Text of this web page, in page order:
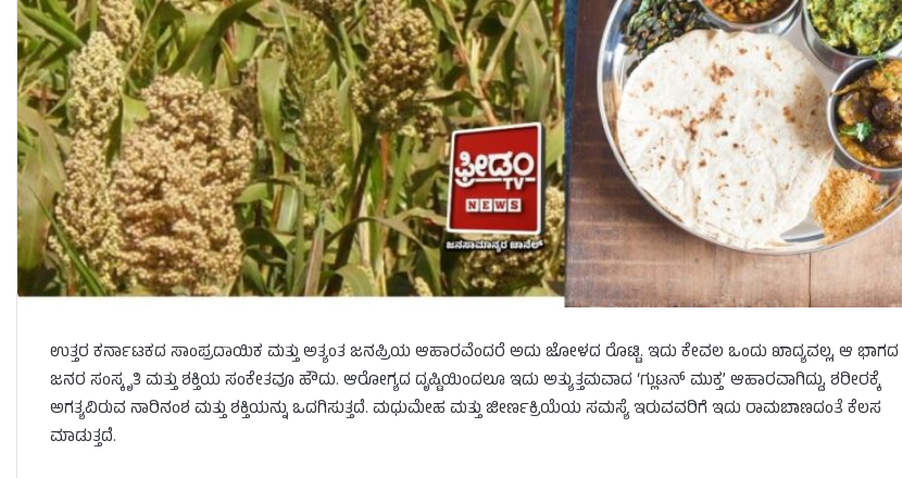
ಉತ್ತರ ಕರ್ನಾಟಕದ ಸಾಂಪ್ರದಾಯಿಕ ಮತ್ತು ಅತ್ಯಂತ ಜನಪ್ರಿಯ ಆಹಾರವೆಂದರೆ ಅದು ಜೋಳದ ರೊಟ್ಟಿ. ಇದು ಕೇವಲ ಒಂದು ಖಾದ್ಯವಲ್ಲ, ಆ ಭಾಗದ
ಜನರ ಸಂಸ್ಕೃತಿ ಮತ್ತು ಶಕ್ತಿಯ ಸಂಕೇತವೂ ಹೌದು. ಆರೋಗ್ಯದ ದೃಷ್ಟಿಯಿಂದಲೂ ಇದು ಅತ್ಯುತ್ತಮವಾದ ‘ಗ್ಲುಟನ್ ಮುಕ್ತ’ ಆಹಾರವಾಗಿದ್ದು, ಶರೀರಕ್ಕೆ
ಅಗತ್ಯವಿರುವ ನಾರಿನಂಶ ಮತ್ತು ಶಕ್ತಿಯನ್ನು ಒದಗಿಸುತ್ತದೆ. ಮಧುಮೇಹ ಮತ್ತು ಜೀರ್ಣಕ್ರಿಯೆಯ ಸಮಸ್ಯೆ ಇರುವವರಿಗೆ ಇದು ರಾಮಬಾಣದಂತೆ ಕೆಲಸ
ಮಾಡುತ್ತದೆ.